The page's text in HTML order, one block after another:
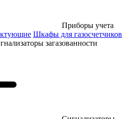
Приборы учета
Шкафы для газосчетчиков
загазованности